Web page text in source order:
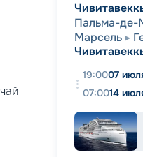
Пальма-де-
Марсель
19:0007
07:0014